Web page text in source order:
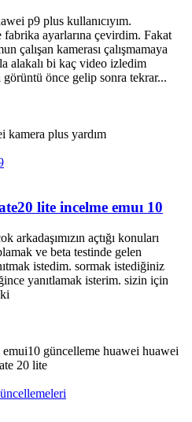
p9 plus kullanıcıyım.
ayarlarına çevirdim. Fakat
çalışan kamerası çalışmamaya
alakalı bi kaç video izledim
önce gelip sonra tekrar...
kamera plus yardım
lite incelme emuı 10
arkadaşımızın açtığı konuları
ve beta testinde gelen
istedim. sormak istediğiniz
yanıtlamak isterim. sizin için
emui10 güncelleme huawei huawei
20 lite